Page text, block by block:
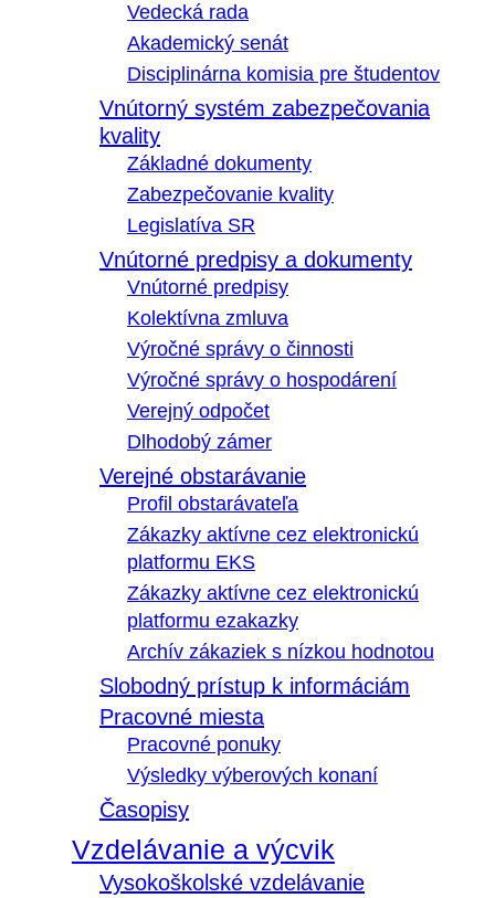
Vedecká rada
Akademický senát
Disciplinárna komisia pre študentov
Vnútorný systém zabezpečovania
kvality
Základné dokumenty
Zabezpečovanie kvality
Legislatíva SR
Vnútorné predpisy a dokumenty
Vnútorné predpisy
Kolektívna zmluva
Výročné správy o činnosti
Výročné správy o hospodárení
Verejný odpočet
Dlhodobý zámer
Verejné obstarávanie
Profil obstarávateľa
Zákazky aktívne cez elektronickú
platformu EKS
Zákazky aktívne cez elektronickú
platformu ezakazky
Archív zákaziek s nízkou hodnotou
Slobodný prístup k informáciám
Pracovné miesta
Pracovné ponuky
Výsledky výberových konaní
Časopisy
Vzdelávanie a výcvik
Vysokoškolské vzdelávanie